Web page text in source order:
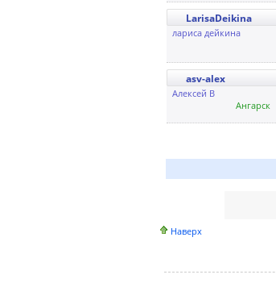
LarisaDeikina
лариса дейкина
asv-alex
Алексей В
Ангарск
Наверх